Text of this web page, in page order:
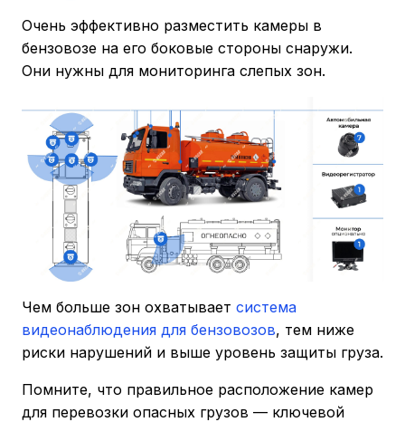
Очень эффективно разместить камеры в
бензовозе на его боковые стороны снаружи.
Они нужны для мониторинга слепых зон.
Чем больше зон охватывает система
видеонаблюдения для бензовозов, тем ниже
риски нарушений и выше уровень защиты груза.
Помните, что правильное расположение камер
для перевозки опасных грузов — ключевой